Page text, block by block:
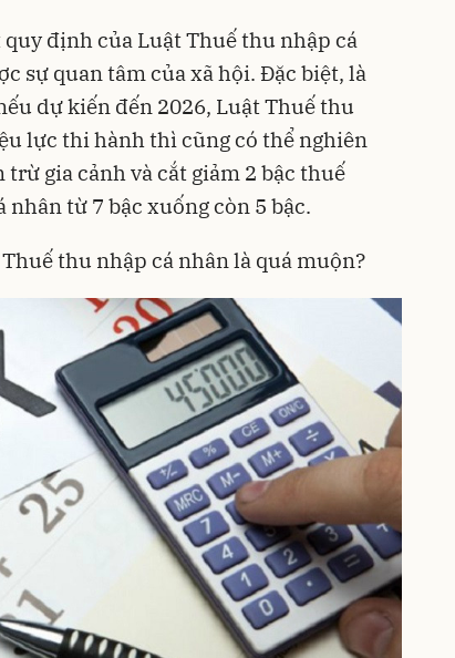
định của Luật Thuế thu nhập cá
sự quan tâm của xã hội. Đặc biệt, là
dự kiến đến 2026, Luật Thuế thu
lực thi hành thì cũng có thể nghiên
gia cảnh và cắt giảm 2 bậc thuế
từ 7 bậc xuống còn 5 bậc.
thu nhập cá nhân là quá muộn?